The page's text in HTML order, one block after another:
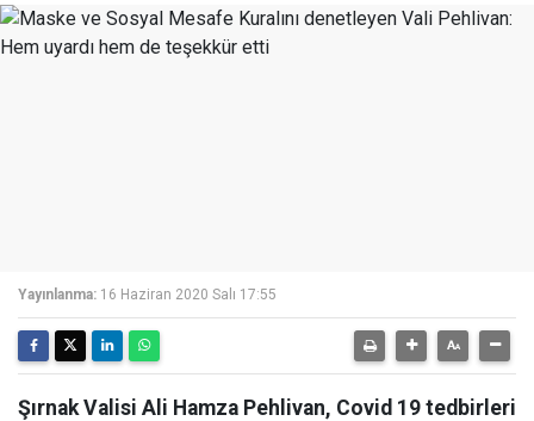
Yayınlanma: 16 Haziran 2020 Salı 17:55
Şırnak Valisi Ali Hamza Pehlivan, Covid 19 tedbirleri